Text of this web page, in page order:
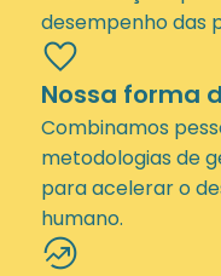
desempenho das
favorite
Nossa forma
Combinamos
metodologias de
para acelerar o
humano.
whatshot